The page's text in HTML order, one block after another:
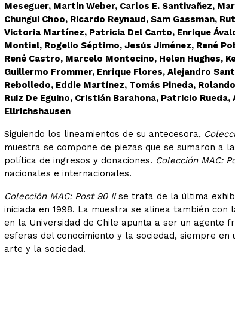
Meseguer, Martín Weber, Carlos E. Santivañez,
Chungui Choo, Ricardo Reynaud, Sam Gassman,
Victoria Martínez, Patricia Del Canto, Enrique
Montiel, Rogelio Séptimo, Jesús Jiménez, René
René Castro, Marcelo Montecino, Helen Hughes,
Guillermo Frommer, Enrique Flores, Alejandro
Rebolledo, Eddie Martínez, Tomás Pineda,
Ruiz De Eguino, Cristián Barahona, Patricio
Ellrichshausen
Siguiendo los lineamientos de su antecesora,
muestra se compone de piezas que se sumaron a
política de ingresos y donaciones. Colección MAC:
nacionales e internacionales.
Colección MAC: Post 90 IIse trata de la última
iniciada en 1998. La muestra se alinea también
en la Universidad de Chile apunta a ser un agente
esferas del conocimiento y la sociedad, siempre
arte y la sociedad.